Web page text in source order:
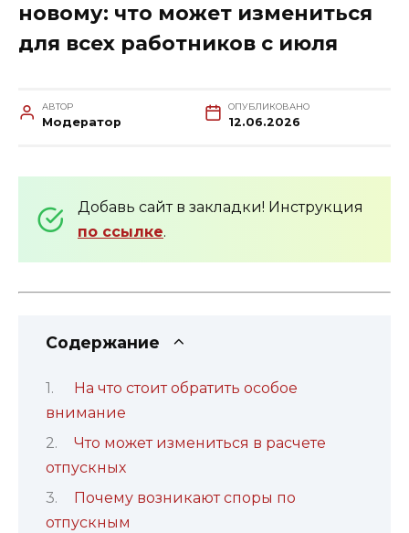
новому: что может измениться
для всех работников с июля
АВТОР
Модератор
ОПУБЛИКОВАНО
12.06.2026
Добавь сайт в закладки! Инструкция
по ссылке.
Содержание
На что стоит обратить особое
внимание
Что может измениться в расчете
отпускных
Почему возникают споры по
отпускным